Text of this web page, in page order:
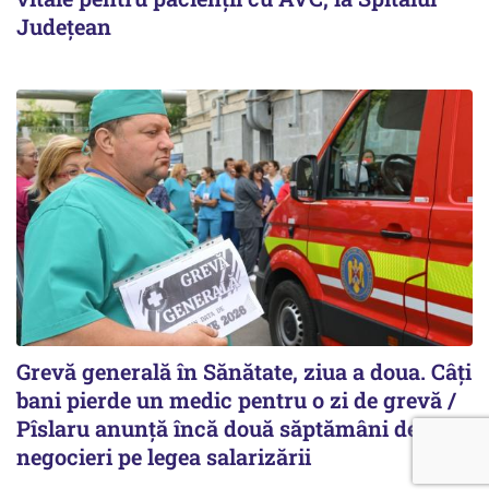
Județean
Grevă generală în Sănătate, ziua a doua. Câți
bani pierde un medic pentru o zi de grevă /
Pîslaru anunță încă două săptămâni de
negocieri pe legea salarizării